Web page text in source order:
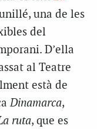
una de les
del
D’ella
al Teatre
està de
Dinamarca,
ruta, que es